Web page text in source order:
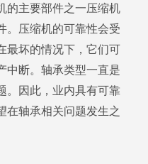
的主要部件之一压缩机
。压缩机的可靠性会受
最坏的情况下，它们可
中断。轴承类型一直是
。因此，业内具有可靠
在轴承相关问题发生之